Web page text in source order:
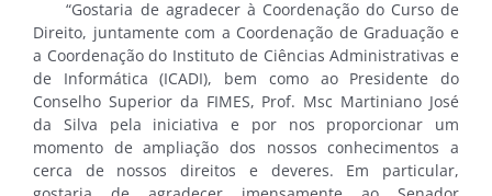
“Gostaria de agradecer à Coordenação do Curso de
Direito, juntamente com a Coordenação de Graduação e
a Coordenação do Instituto de Ciências Administrativas e
de Informática (ICADI), bem como ao Presidente do
Conselho Superior da FIMES, Prof. Msc Martiniano José
da Silva pela iniciativa e por nos proporcionar um
momento de ampliação dos nossos conhecimentos a
cerca de nossos direitos e deveres. Em particular,